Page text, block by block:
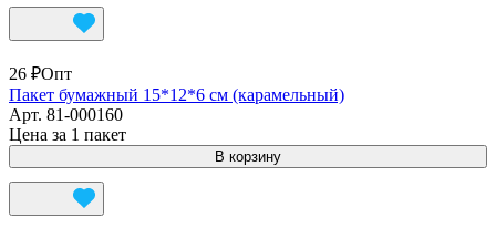
26 ₽Опт
Пакет бумажный 15*12*6 см (карамельный)
Арт. 81-000160
Цена за 1 пакет
В корзину